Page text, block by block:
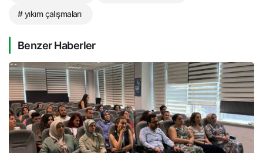
# yıkım çalışmaları
Benzer Haberler